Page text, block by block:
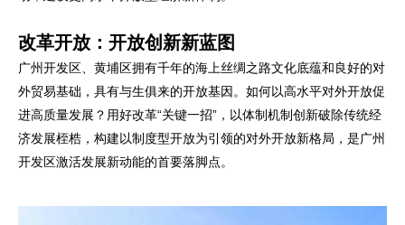
改革开放：开放创新新蓝图
广州开发区、黄埔区拥有千年的海上丝绸之路文化底蕴和良好的对
外贸易基础，具有与生俱来的开放基因。如何以高水平对外开放促
进高质量发展？用好改革“关键一招”，以体制机制创新破除传统经
济发展桎梏，构建以制度型开放为引领的对外开放新格局，是广州
开发区激活发展新动能的首要落脚点。